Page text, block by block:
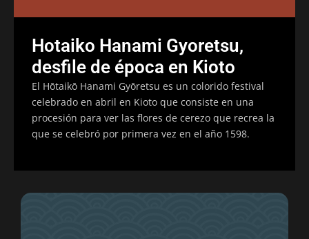
Hotaiko Hanami Gyoretsu,
desfile de época en Kioto
El Hōtaikō Hanami Gyōretsu es un colorido festival
celebrado en abril en Kioto que consiste en una
procesión para ver las flores de cerezo que recrea la
que se celebró por primera vez en el año 1598.